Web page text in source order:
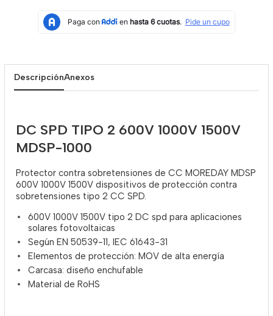
DescripciónAnexos
DC SPD TIPO 2 600V 1000V 1500V
MDSP-1000
Protector contra sobretensiones de CC MOREDAY MDSP
600V 1000V 1500V dispositivos de protección contra
sobretensiones tipo 2 CC SPD.
600V 1000V 1500V tipo 2 DC spd para aplicaciones
solares fotovoltaicas
Según EN 50539-11, IEC 61643-31
Elementos de protección: MOV de alta energía
Carcasa: diseño enchufable
Material de RoHS